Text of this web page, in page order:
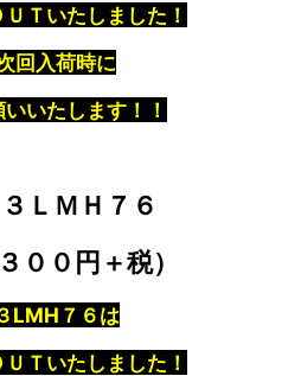
Ｔいたしました！
回入荷時に
いたします！！
ＬＭＨ７６
００円＋税）
LMH７６は
Ｔいたしました！